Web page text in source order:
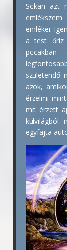
Sokan azt
emlékei.
a test őriz
születendő
azok,
érzelmi
mit érzett
külvilágból
egyfajta